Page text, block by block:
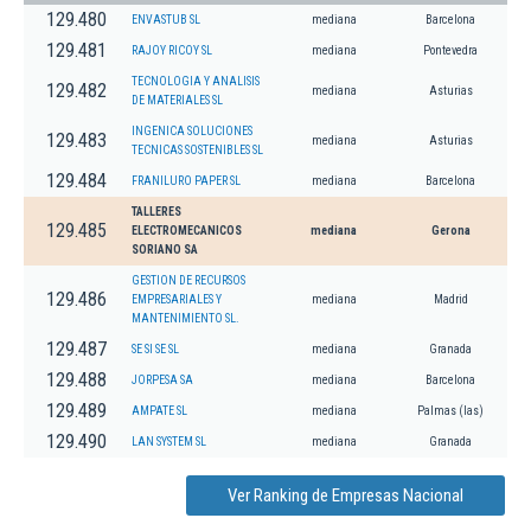
129.480 ENVASTUB SL mediana Barcelona
129.481 RAJOY RICOY SL mediana Pontevedra
129.482
TECNOLOGIA Y ANALISIS
DE MATERIALES SL
mediana Asturias
129.483
INGENICA SOLUCIONES
TECNICAS SOSTENIBLES SL
mediana Asturias
129.484 FRANILURO PAPER SL mediana Barcelona
129.485
TALLERES
ELECTROMECANICOS
SORIANO SA
mediana Gerona
129.486
GESTION DE RECURSOS
EMPRESARIALES Y
MANTENIMIENTO SL.
mediana Madrid
129.487 SE SI SE SL mediana Granada
129.488 JORPESA SA mediana Barcelona
129.489 AMPATE SL mediana Palmas (las)
129.490 LAN SYSTEM SL mediana Granada
Ver Ranking de Empresas Nacional